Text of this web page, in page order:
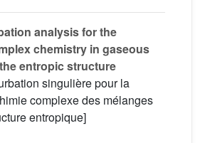
analysis for the
chemistry in gaseous
entropic structure
singulière pour la
complexe des mélanges
entropique]